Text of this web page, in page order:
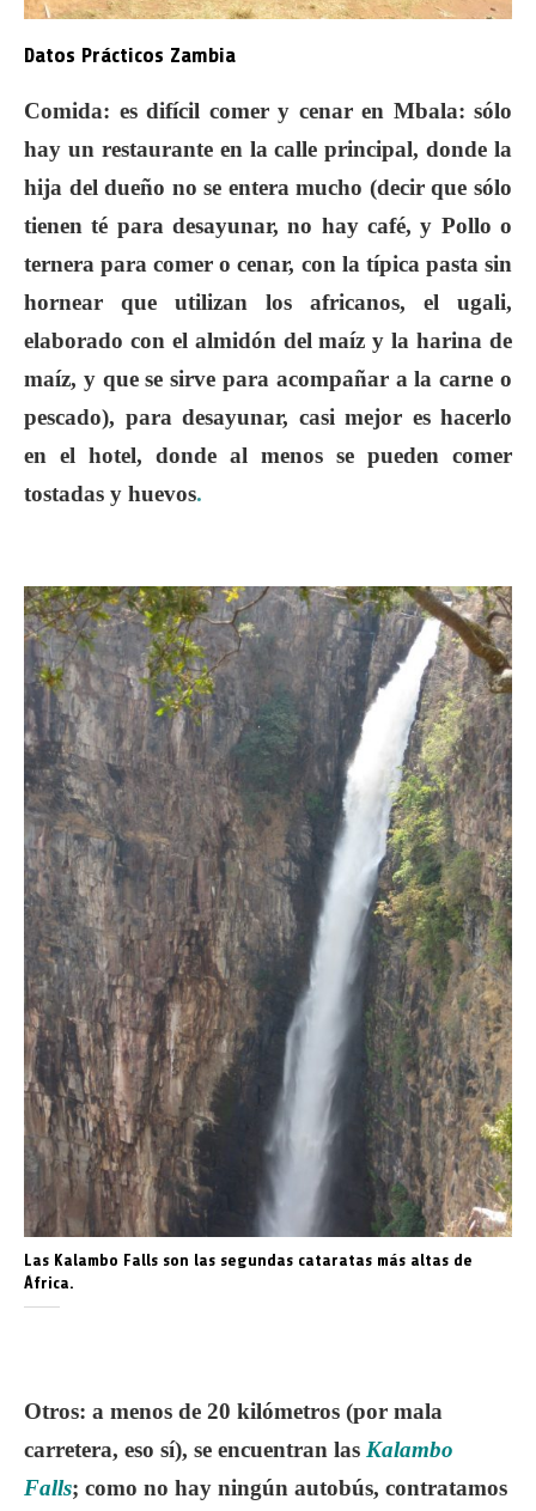
Datos Prácticos Zambia
Comida: es difícil comer y cenar en Mbala: sólo
hay un restaurante en la calle principal, donde la
hija del dueño no se entera mucho (decir que sólo
tienen té para desayunar, no hay café, y Pollo o
ternera para comer o cenar, con la típica pasta sin
hornear que utilizan los africanos, el ugali,
elaborado con el almidón del maíz y la harina de
maíz, y que se sirve para acompañar a la carne o
pescado), para desayunar, casi mejor es hacerlo
en el hotel, donde al menos se pueden comer
tostadas y huevos.
Las Kalambo Falls son las segundas cataratas más altas de
África.
Otros: a menos de 20 kilómetros (por mala
carretera, eso sí), se encuentran las Kalambo
Falls; como no hay ningún autobús, contratamos